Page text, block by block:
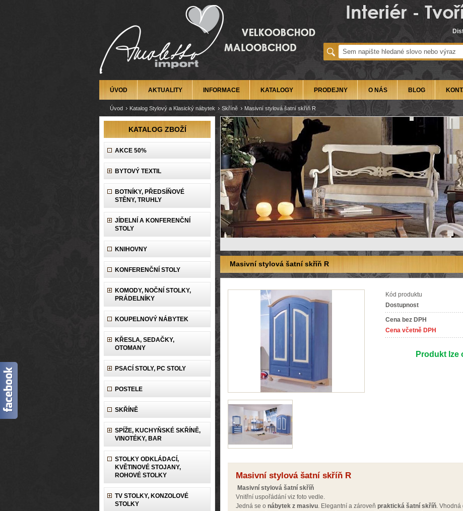
ÚVOD AKTUALITY INFORMACE KATALOGY PRODEJNY O NÁS BLOG
Úvod Katalog Stylový a Klasický nábytek Skříně Masivní stylová šatní skříň R
KATALOG ZBOŽÍ
AKCE 50%
BYTOVÝ TEXTIL
BOTNÍKY, PŘEDSÍŇOVÉ
STĚNY, TRUHLY
JÍDELNÍ A KONFERENČNÍ
STOLY
KNIHOVNY
KONFERENČNÍ STOLY
KOMODY, NOČNÍ STOLKY,
PRÁDELNÍKY
KOUPELNOVÝ NÁBYTEK
KŘESLA, SEDAČKY,
OTOMANY
PSACÍ STOLY, PC STOLY
POSTELE
SKŘÍNĚ
SPÍŽE, KUCHYŇSKÉ SKŘÍNĚ,
VINOTÉKY, BAR
STOLKY ODKLÁDACÍ,
KVĚTINOVÉ STOJANY,
ROHOVÉ STOLKY
TV STOLKY, KONZOLOVÉ
STOLKY
Masivní stylová šatní skříň R
Kód produktu
Dostupnost
Cena bez DPH
Cena včetně DPH
Produkt lze
Masivní stylová šatní skříň R
Masivní stylová šatní skříň
Vnitřní uspořádání viz foto vedle.
Jedná se o nábytek z masivu. Elegantní a zároveň praktická šatní skříň. Vhodná